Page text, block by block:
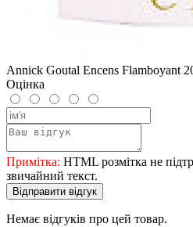
Annick Goutal Encens Flamboyant
Оцінка
Примітка: HTML розмітка не
звичайний текст.
Відправити відгук
Немає відгуків про цей товар.